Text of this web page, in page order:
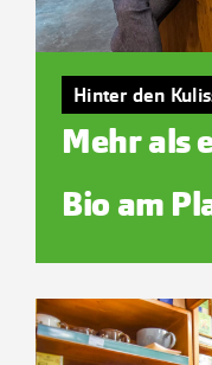
Hinter den
Mehr als
Bio am